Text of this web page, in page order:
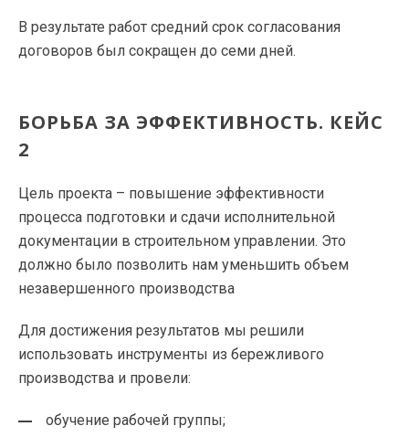
В результате работ средний срок согласования
договоров был сокращен до семи дней.
БОРЬБА ЗА ЭФФЕКТИВНОСТЬ. КЕЙС
2
Цель проекта – повышение эффективности
процесса подготовки и сдачи исполнительной
документации в строительном управлении. Это
должно было позволить нам уменьшить объем
незавершенного производства
Для достижения результатов мы решили
использовать инструменты из бережливого
производства и провели:
обучение рабочей группы;